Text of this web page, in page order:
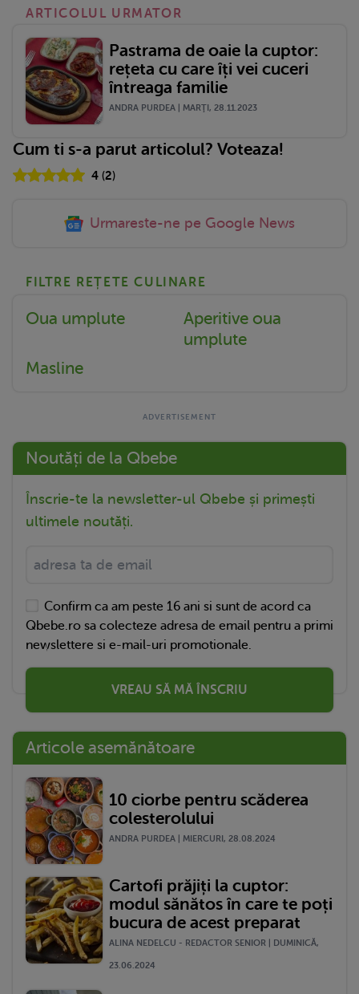
ARTICOLUL URMATOR
Pastrama de oaie la cuptor:
rețeta cu care îți vei cuceri
întreaga familie
ANDRA PURDEA | MARŢI, 28.11.2023
Cum ti s-a parut articolul? Voteaza!
4(2)
Urmareste-ne pe Google News
FILTRE REȚETE CULINARE
Oua umplute
Aperitive oua
umplute
Masline
Noutăți de la Qbebe
Înscrie-te la newsletter-ul Qbebe și primești
ultimele noutăți.
Confirm ca am peste 16 ani si sunt de acord ca
Qbebe.ro sa colecteze adresa de email pentru a primi
newslettere si e-mail-uri promotionale.
VREAU SĂ MĂ ÎNSCRIU
Articole asemănătoare
10 ciorbe pentru scăderea
colesterolului
ANDRA PURDEA | MIERCURI, 28.08.2024
Cartofi prăjiți la cuptor:
modul sănătos în care te poți
bucura de acest preparat
ALINA NEDELCU - REDACTOR SENIOR | DUMINICĂ,
23.06.2024